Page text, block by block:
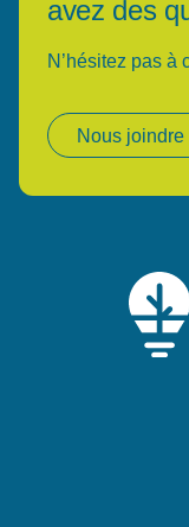
avez des
N’hésitez pas à
Nous joindre